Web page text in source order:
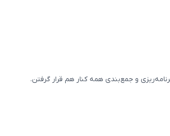
و جمع‌بندی همه کنار هم قرار گرفتن.